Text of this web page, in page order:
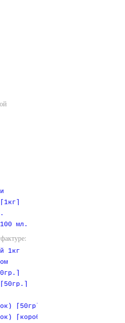
мл.
1кг
[50гр]
[коробочка]